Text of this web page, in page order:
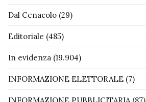
Dal Cenacolo (29)
Editoriale (485)
In evidenza (19.904)
INFORMAZIONE ELETTORALE (7)